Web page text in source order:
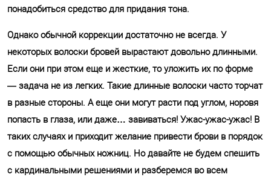
понадобиться средство для придания тона.
Однако обычной коррекции достаточно не всегда. У
некоторых волоски бровей вырастают довольно длинными.
Если они при этом еще и жесткие, то уложить их по форме
— задача не из легких. Такие длинные волоски часто торчат
в разные стороны. А еще они могут расти под углом, норовя
попасть в глаза, или даже… завиваться! Ужас-ужас-ужас! В
таких случаях и приходит желание привести брови в порядок
с помощью обычных ножниц. Но давайте не будем спешить
с кардинальными решениями и разберемся во всем